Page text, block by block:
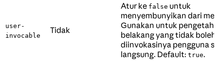
user-
invocable
Tidak
Atur ke false untuk
menyembunyikan dari
Gunakan untuk
belakang yang tidak boleh
diinvokasinya pengguna
langsung. Default: true.